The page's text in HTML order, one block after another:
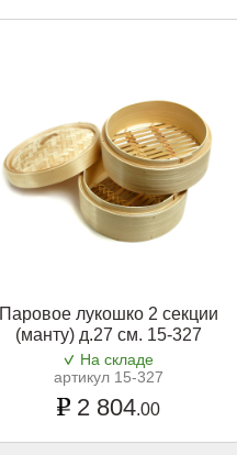
Паровое лукошко 2 секции
(манту) д.27 см. 15-327
На складе
артикул 15-327
2 804.00